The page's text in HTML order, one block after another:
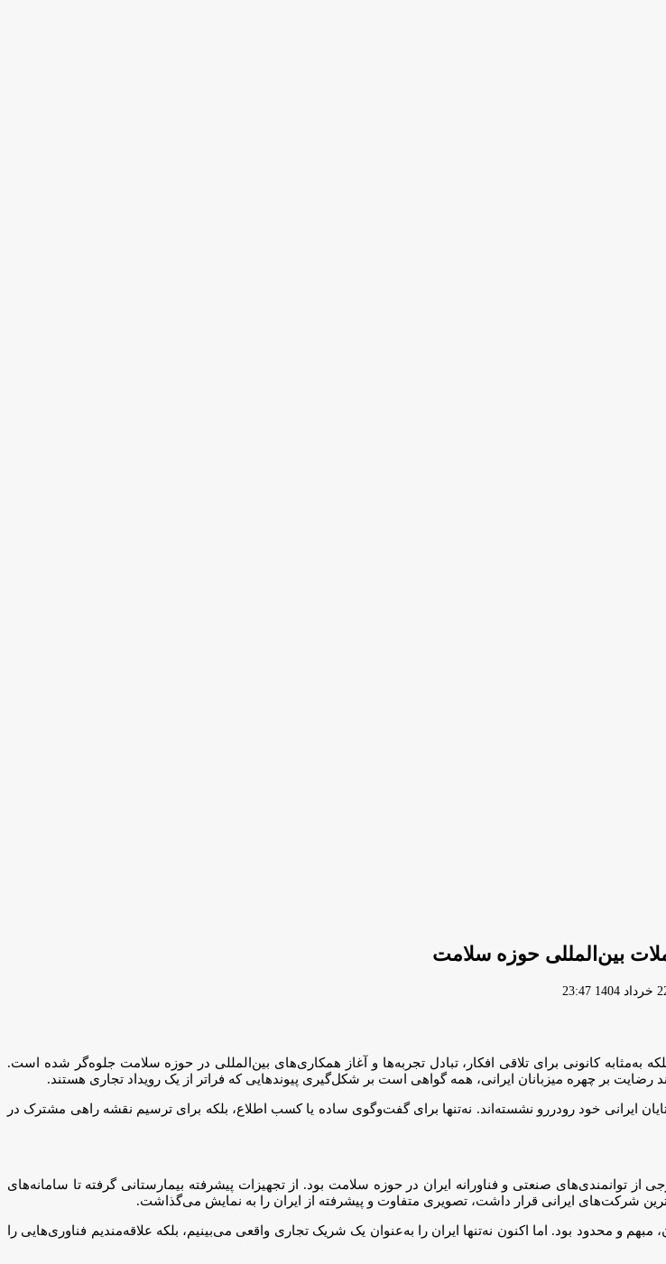
1404 23:47
۳۵ نه‌فقط به‌عنوان یک فضای فیزیکی، بلکه به‌مثابه کانونی برای تلاقی افکار، تبادل تجربه‌ها و آغاز همکاری‌های بین‌المللی در حوزه سلامت جلوه‌گر شده است.
بر چهره میزبانان ایرانی، همه گواهی است بر شکل‌گیری پیوندهایی که فراتر از یک رویداد تجاری هستند.
و حتی آفریقا، با همتایان ایرانی خود رودررو نشسته‌اند. نه‌تنها برای گفت‌وگوی ساده یا کسب اطلاع، بلکه برای ترسیم نقشه راهی مشترک در
توانمندی‌های صنعتی و فناورانه ایران در حوزه سلامت بود. از تجهیزات پیشرفته بیمارستانی گرفته تا سامانه‌های
شرکت‌های ایرانی قرار داشت، تصویری متفاوت و پیشرفته از ایران را به نمایش می‌گذاشت.
محدود بود. اما اکنون نه‌تنها ایران را به‌عنوان یک شریک تجاری واقعی می‌بینیم، بلکه علاقه‌مندیم فناوری‌هایی را